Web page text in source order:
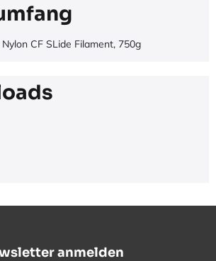
CF SLide Filament, 750g
anmelden